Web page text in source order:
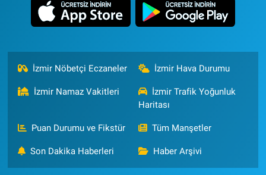
İzmir Nöbetçi Eczaneler İzmir Hava Durumu
İzmir Namaz Vakitleri
İzmir Trafik Yoğunluk
Haritası
Puan Durumu ve Fikstür Tüm Manşetler
Son Dakika Haberleri Haber Arşivi